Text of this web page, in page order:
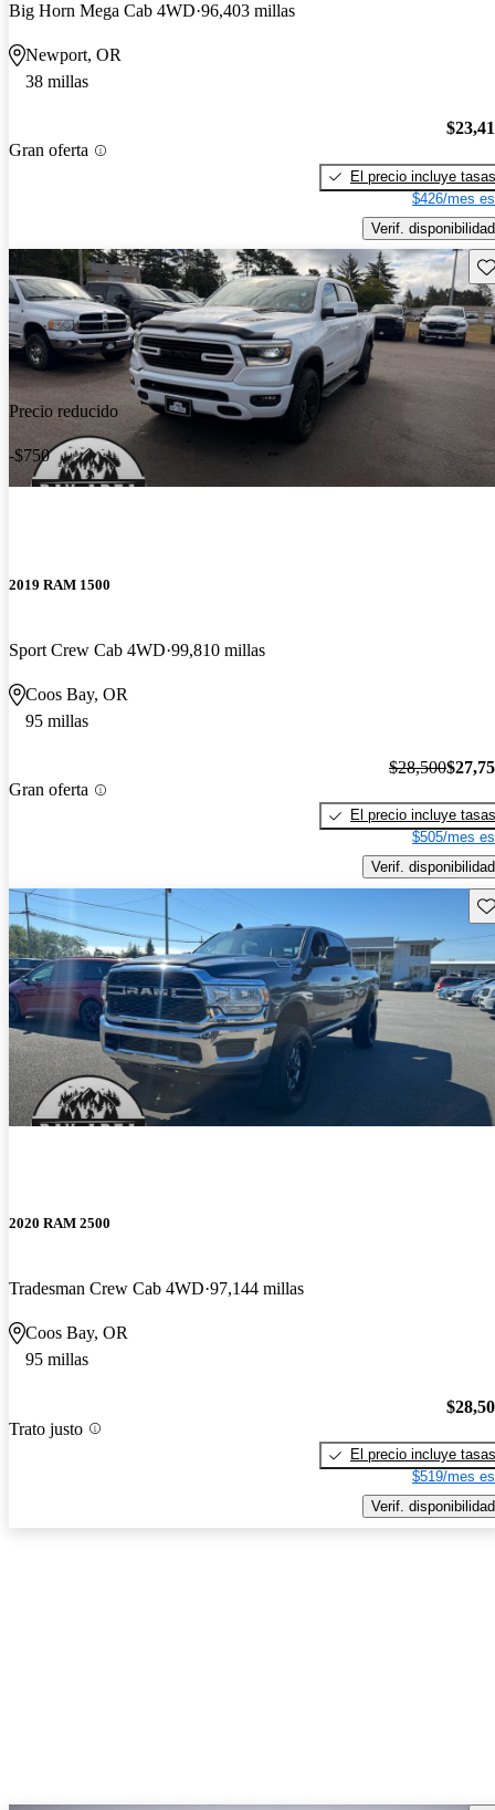
Big Horn Mega Cab 4WD 96,403 millas
Newport, OR
38 millas
Gran oferta
El precio incluye tasas
$426/mes
Verif. disponibilidad
Precio reducido
-$750
2019 RAM 1500
Sport Crew Cab 4WD 99,810 millas
Coos Bay, OR
95 millas
Gran oferta
$28,500
El precio incluye tasas
$505/mes
Verif. disponibilidad
2020 RAM 2500
Tradesman Crew Cab 4WD 97,144 millas
Coos Bay, OR
95 millas
Trato justo
El precio incluye tasas
$519/mes
Verif. disponibilidad